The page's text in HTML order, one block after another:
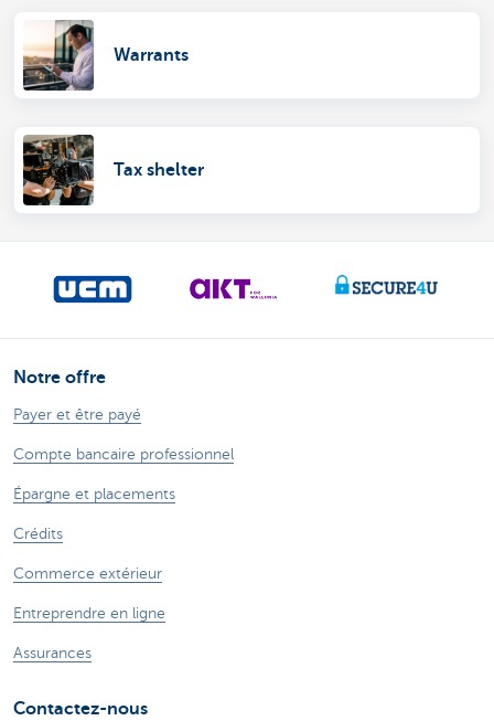
Warrants
Tax shelter
Notre offre
Payer et être payé
Compte bancaire professionnel
Épargne et placements
Crédits
Commerce extérieur
Entreprendre en ligne
Assurances
Contactez-nous